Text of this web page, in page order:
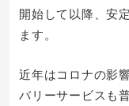
開始して以降、安
ます。
近年はコロナの影
バリーサービスも